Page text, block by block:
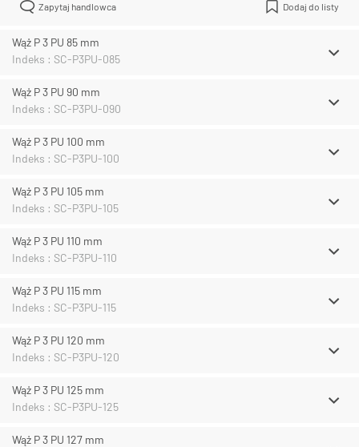
Zapytaj handlowca Dodaj do listy
Wąż P 3 PU 85 mm
Indeks : SC-P3PU-085
Wąż P 3 PU 90 mm
Indeks : SC-P3PU-090
Wąż P 3 PU 100 mm
Indeks : SC-P3PU-100
Wąż P 3 PU 105 mm
Indeks : SC-P3PU-105
Wąż P 3 PU 110 mm
Indeks : SC-P3PU-110
Wąż P 3 PU 115 mm
Indeks : SC-P3PU-115
Wąż P 3 PU 120 mm
Indeks : SC-P3PU-120
Wąż P 3 PU 125 mm
Indeks : SC-P3PU-125
Wąż P 3 PU 127 mm